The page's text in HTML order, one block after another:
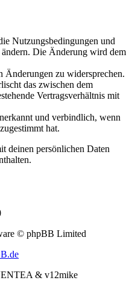
Nutzungsbedingungen und
Die Änderung wird dem
Änderungen zu widersprechen.
das zwischen dem
Vertragsverhältnis mit
und verbindlich, wenn
hat.
deinen persönlichen Daten
© phpBB Limited
& v12mike